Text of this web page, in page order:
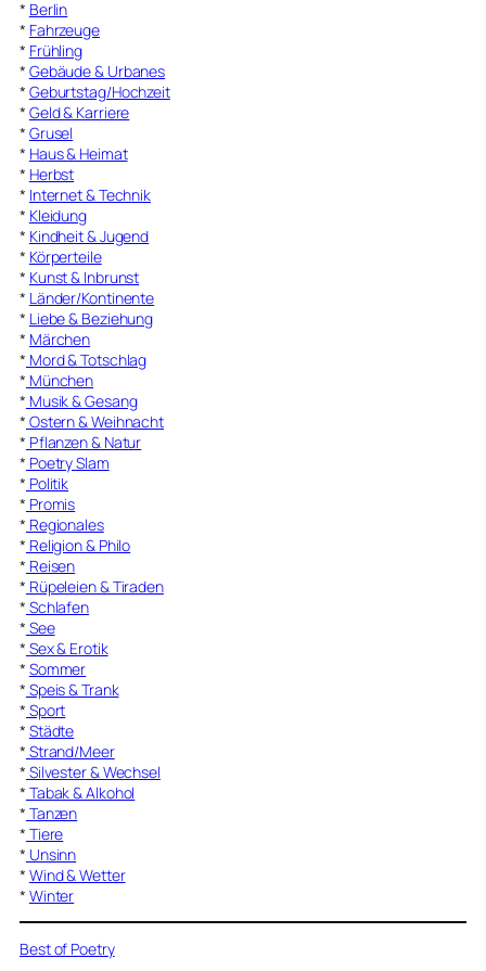
* Berlin
* Fahrzeuge
* Frühling
* Gebäude & Urbanes
* Geburtstag/Hochzeit
* Geld & Karriere
* Grusel
* Haus & Heimat
* Herbst
* Internet & Technik
* Kleidung
* Kindheit & Jugend
* Körperteile
* Kunst & Inbrunst
* Länder/Kontinente
* Liebe & Beziehung
* Märchen
* Mord & Totschlag
* München
* Musik & Gesang
* Ostern & Weihnacht
* Pflanzen & Natur
* Poetry Slam
* Politik
* Promis
* Regionales
* Religion & Philo
* Reisen
* Rüpeleien & Tiraden
* Schlafen
* See
* Sex & Erotik
* Sommer
* Speis & Trank
* Sport
* Städte
* Strand/Meer
* Silvester & Wechsel
* Tabak & Alkohol
* Tanzen
* Tiere
* Unsinn
* Wind & Wetter
* Winter
Best of Poetry